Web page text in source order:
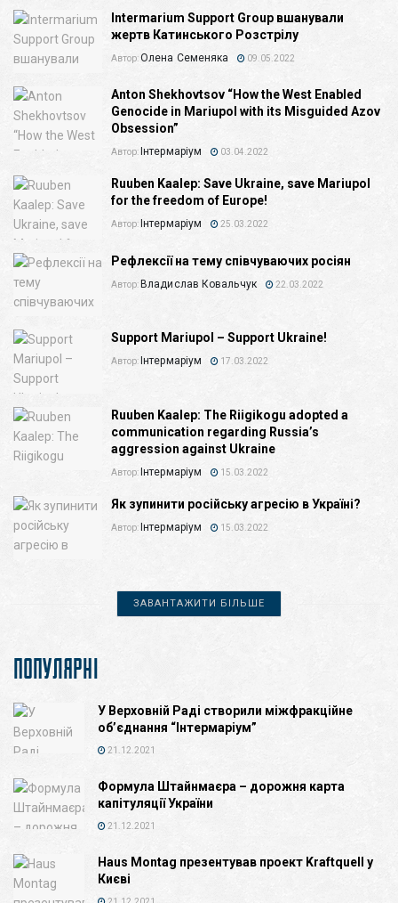
Intermarium Support Group вшанували
жертв Катинського Розстрілу
Автор:Олена Семеняка 09.05.2022
Anton Shekhovtsov “How the West Enabled
Genocide in Mariupol with its Misguided Azov
Obsession”
Автор: Інтермаріум 03.04.2022
Ruuben Kaalep: Save Ukraine, save Mariupol
for the freedom of Europe!
Автор: Інтермаріум 25.03.2022
Рефлексії на тему співчуваючих росіян
Автор:Владислав Ковальчук 22.03.2022
Support Mariupol – Support Ukraine!
Автор: Інтермаріум 17.03.2022
Ruuben Kaalep: The Riigikogu adopted a
communication regarding Russia’s
aggression against Ukraine
Автор:Інтермаріум 15.03.2022
Як зупинити російську агресію в Україні?
Автор:Інтермаріум 15.03.2022
ЗАВАНТАЖИТИ БІЛЬШЕ
ПОПУЛЯРНІ
У Верховній Раді створили міжфракційне
об’єднання “Інтермаріум”
21.12.2021
Формула Штайнмаєра – дорожня карта
капітуляції України
21.12.2021
Haus Montag презентував проект Kraftquell у
Києві